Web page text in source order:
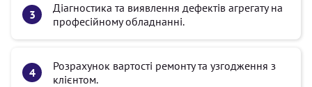
Діагностика та виявлення дефектів агрегату на
професійному обладнанні.
Розрахунок вартості ремонту та узгодження з
клієнтом.